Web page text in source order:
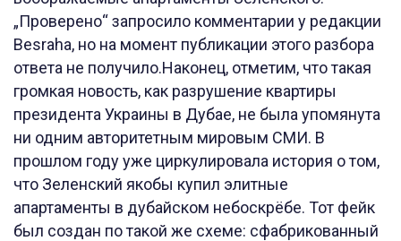
„Проверено“ запросило комментарии у редакции
Besraha, но на момент публикации этого разбора
ответа не получило.Наконец, отметим, что такая
громкая новость, как разрушение квартиры
президента Украины в Дубае, не была упомянута
ни одним авторитетным мировым СМИ. В
прошлом году уже циркулировала история о том,
что Зеленский якобы купил элитные
апартаменты в дубайском небоскрёбе. Тот фейк
был создан по такой же схеме: сфабрикованный